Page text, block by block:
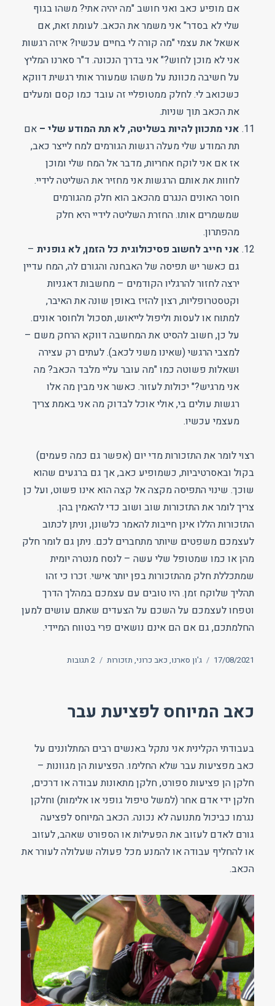
אם מופיע כאב ואני חושב "מה יהיה אתי? משהו בגוף
שלי לא בסדר" אני משמר את הכאב. לעומת זאת, אם
אשאל את עצמי "מה קורה לי בחיים עכשיו? איזה רגשות
אני לא מוכן לחוש?" אני בדרך הנכונה. ד"ר סארנו המליץ
על חשיבה מכוונת על משהו שמעורר אותי רגשית דווקא
כשכואב לי. לחלק ממטופליי זה עובד כמו קסם ומעלים
את הכאב תוך שניות.
אני מתכוון להיות בשליטה, לא תת המודע שלי –אם
תת המודע שלי מעלה רגשות הגורמים למח לייצר כאב,
אז אם אני לוקח אחריות, מדבר אל המח שלי ומוכן
לחוות את אותם הרגשות אני מחזיר את השליטה לידיי.
חוסר האונים הנגרם מהכאב הוא חלק מהגורמים
שמשמרים אותו. החזרת השליטה לידיי היא חלק
מהפתרון.
אני חייב לחשוב פסיכולוגית כל הזמן, לא גופנית –
גם כאשר יש תפיסה של האבחנה והגורם לה, המח עדיין
ירצה לחזור להרגליו הקודמים – מחשבות דאגניות
וקטסטרופליות, רצון להזיז באופן שונה את האיבר,
למתוח או לעסות וליפול לייאוש, תסכול ולחוסר אונים.
על כן, חשוב להסיט את המחשבה דווקא הרחק משם –
למצבי הרגשי (שאינו משני לכאב). לעתים רק עצירה
ושאלות פשוטה כמו "מה עובר עליי מלבד הכאב? מה
אני מרגיש?" יכולות לעזור. כאשר אני מבין מה אלו
רגשות עולים בי, אולי אוכל לבדוק מה אני באמת צריך
מעצמי עכשיו.
רצוי לומר את התזכורות מדי יום (אפשר גם כמה פעמים)
בקול ובאסרטיביות, כשמופיע כאב, אך גם ברגעים שהוא
שוכך. שינוי התפיסה מקצה אל קצה הוא אינו פשוט, ועל כן
צריך לומר את התזכורות שוב ושוב כדי להאמין בהן.
התזכורות הללו אינן חייבות להאמר כלשונן, וניתן לכתוב
לעצמכם משפטים שיותר מתחברים לכם. ניתן גם לומר חלק
מהן או כמו שמטופל שלי עשה – לנסח מנטרה יומית
שמתכללת חלק מהתזכורות בפן יותר אישי. זכרו כי זהו
תהליך שלוקח זמן. היו טובים עם עצמכם במהלך הדרך
וטפחו לעצמכם על השכם על הצעדים שאתם עושים למען
החלמתכם, גם אם הם אינם נושאים פרי בטווח המיידי.
פורסם
17/08/2021 תגיות
ג'ון סארנו, כאב כרוני, תזכורות 2 תגובות
על
כאב המיוחס לפציעת עבר
בעבודתי הקלינית אני נתקל באנשים רבים המתלוננים על
כאב מפציעות עבר שלא החלימו. הפציעות הן מגוונות –
חלקן הן פציעות ספורט, חלקן מתאונות עבודה או דרכים,
חלקן ידי אדם אחר (למשל טיפול גופני או אלימות) וחלקן
נגרמו כביכול מתנועה לא נכונה. הכאב המיוחס לפציעה
גורם לאדם לעזוב את הפעילות או הספורט שאהב, לעזוב
או להחליף עבודה או להמנע מכל פעולה שעלולה לעורר את
הכאב.